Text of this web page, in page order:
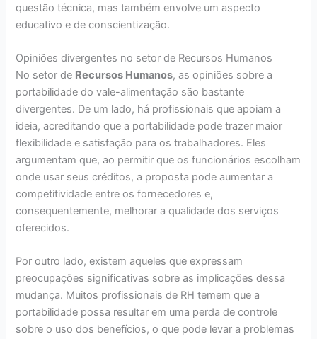
questão técnica, mas também envolve um aspecto
educativo e de conscientização.
Opiniões divergentes no setor de Recursos Humanos
No setor de Recursos Humanos, as opiniões sobre a
portabilidade do vale-alimentação são bastante
divergentes. De um lado, há profissionais que apoiam a
ideia, acreditando que a portabilidade pode trazer maior
flexibilidade e satisfação para os trabalhadores. Eles
argumentam que, ao permitir que os funcionários escolham
onde usar seus créditos, a proposta pode aumentar a
competitividade entre os fornecedores e,
consequentemente, melhorar a qualidade dos serviços
oferecidos.
Por outro lado, existem aqueles que expressam
preocupações significativas sobre as implicações dessa
mudança. Muitos profissionais de RH temem que a
portabilidade possa resultar em uma perda de controle
sobre o uso dos benefícios, o que pode levar a problemas